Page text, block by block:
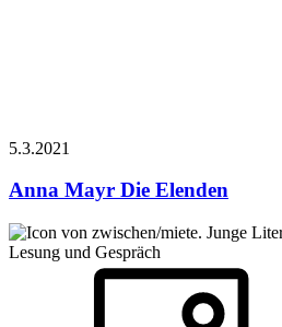
5.3.2021
Anna Mayr Die Elenden
Lesung und Gespräch